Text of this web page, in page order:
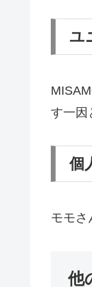
ユ
す一因
個
モモさ
他